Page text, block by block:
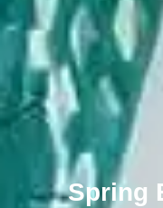
Spring